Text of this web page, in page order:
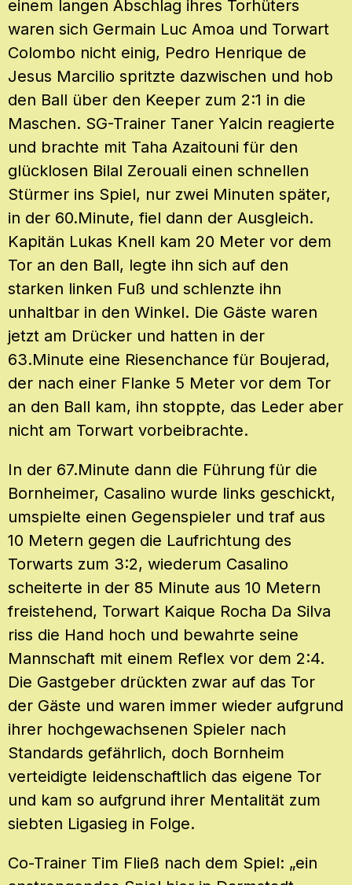
einem langen Abschlag ihres Torhüters
waren sich Germain Luc Amoa und Torwart
Colombo nicht einig, Pedro Henrique de
Jesus Marcilio spritzte dazwischen und hob
den Ball über den Keeper zum 2:1 in die
Maschen. SG-Trainer Taner Yalcin reagierte
und brachte mit Taha Azaitouni für den
glücklosen Bilal Zerouali einen schnellen
Stürmer ins Spiel, nur zwei Minuten später,
in der 60.Minute, fiel dann der Ausgleich.
Kapitän Lukas Knell kam 20 Meter vor dem
Tor an den Ball, legte ihn sich auf den
starken linken Fuß und schlenzte ihn
unhaltbar in den Winkel. Die Gäste waren
jetzt am Drücker und hatten in der
63.Minute eine Riesenchance für Boujerad,
der nach einer Flanke 5 Meter vor dem Tor
an den Ball kam, ihn stoppte, das Leder aber
nicht am Torwart vorbeibrachte.
In der 67.Minute dann die Führung für die
Bornheimer, Casalino wurde links geschickt,
umspielte einen Gegenspieler und traf aus
10 Metern gegen die Laufrichtung des
Torwarts zum 3:2, wiederum Casalino
scheiterte in der 85 Minute aus 10 Metern
freistehend, Torwart Kaique Rocha Da Silva
riss die Hand hoch und bewahrte seine
Mannschaft mit einem Reflex vor dem 2:4.
Die Gastgeber drückten zwar auf das Tor
der Gäste und waren immer wieder aufgrund
ihrer hochgewachsenen Spieler nach
Standards gefährlich, doch Bornheim
verteidigte leidenschaftlich das eigene Tor
und kam so aufgrund ihrer Mentalität zum
siebten Ligasieg in Folge.
Co-Trainer Tim Fließ nach dem Spiel: „ein